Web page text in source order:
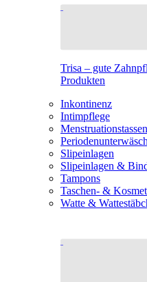
Trisa – gute
Produkten
Inkontinenz
Intimpflege
Slipeinlagen
Slipeinlagen &
Tampons
Taschen- &
Watte &